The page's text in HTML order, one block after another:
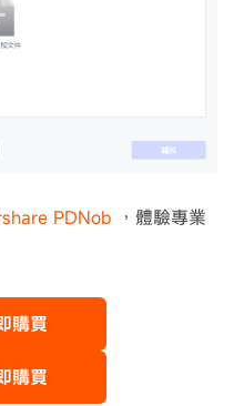
PDNob ，體驗專業